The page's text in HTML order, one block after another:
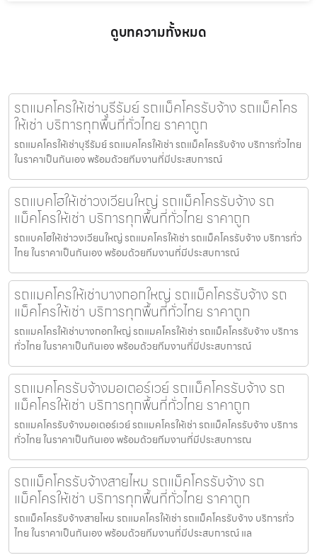
ดูบทความทั้งหมด
รถแมคโครให้เช่าบุรีรัมย์ รถแม็คโครรับจ้าง รถแม็คโคร
ให้เช่า บริการทุกพื้นที่ทั่วไทย ราคาถูก
รถแมคโครให้เช่าบุรีรัมย์ รถแมคโครให้เช่า รถแม็คโครรับจ้าง บริการทั่วไทย
ในราคาเป็นกันเอง พร้อมด้วยทีมงานที่มีประสบการณ์
รถแบคโฮให้เช่าวงเวียนใหญ่ รถแม็คโครรับจ้าง รถ
แม็คโครให้เช่า บริการทุกพื้นที่ทั่วไทย ราคาถูก
รถแบคโฮให้เช่าวงเวียนใหญ่ รถแมคโครให้เช่า รถแม็คโครรับจ้าง บริการทั่ว
ไทย ในราคาเป็นกันเอง พร้อมด้วยทีมงานที่มีประสบการณ์
รถแมคโครให้เช่าบางกอกใหญ่ รถแม็คโครรับจ้าง รถ
แม็คโครให้เช่า บริการทุกพื้นที่ทั่วไทย ราคาถูก
รถแมคโครให้เช่าบางกอกใหญ่ รถแมคโครให้เช่า รถแม็คโครรับจ้าง บริการ
ทั่วไทย ในราคาเป็นกันเอง พร้อมด้วยทีมงานที่มีประสบการณ์
รถแมคโครรับจ้างมอเตอร์เวย์ รถแม็คโครรับจ้าง รถ
แม็คโครให้เช่า บริการทุกพื้นที่ทั่วไทย ราคาถูก
รถแมคโครรับจ้างมอเตอร์เวย์ รถแมคโครให้เช่า รถแม็คโครรับจ้าง บริการ
ทั่วไทย ในราคาเป็นกันเอง พร้อมด้วยทีมงานที่มีประสบการณ
รถแม็คโครรับจ้างสายไหม รถแม็คโครรับจ้าง รถ
แม็คโครให้เช่า บริการทุกพื้นที่ทั่วไทย ราคาถูก
รถแม็คโครรับจ้างสายไหม รถแมคโครให้เช่า รถแม็คโครรับจ้าง บริการทั่ว
ไทย ในราคาเป็นกันเอง พร้อมด้วยทีมงานที่มีประสบการณ์ แล